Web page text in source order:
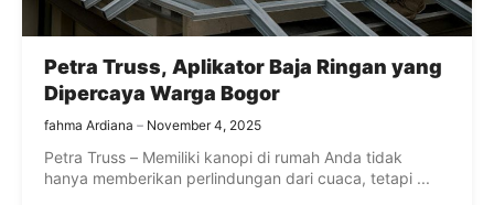
Petra Truss, Aplikator Baja Ringan yang
Dipercaya Warga Bogor
fahma Ardiana November 4, 2025
Petra Truss – Memiliki kanopi di rumah Anda tidak
hanya memberikan perlindungan dari cuaca, tetapi ...